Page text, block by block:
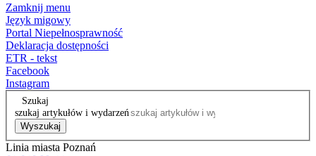
Zamknij menu
Język migowy
Portal Niepełnosprawność
Deklaracja dostępności
ETR - tekst
Facebook
Instagram
Szukaj
szukaj artykułów i wydarzeń
Wyszukaj
Linia miasta Poznań